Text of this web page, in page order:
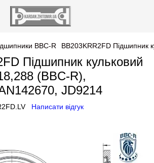
BBC-R BB203KRR2FD Підшипник
Підшипник кульковий
(BBC-R),
JD9214
Написати відгук